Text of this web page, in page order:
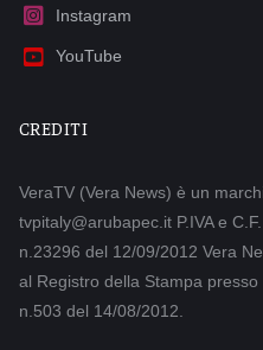
Instagram
YouTube
CREDITI
VeraTV (Vera News) è un
tvpitaly@arubapec.it P.IVA e
n.23296 del 12/09/2012 Vera
al Registro della Stampa
n.503 del 14/08/2012.